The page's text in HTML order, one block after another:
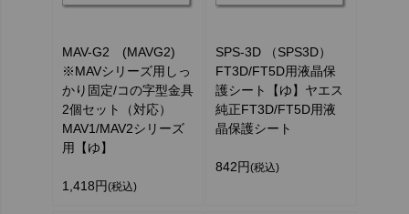
MAV-G2 (MAVG2)
※MAVシリーズ用しっ
かり固定/コの字型金具
2個セット（対応）
MAV1/MAV2シリーズ
用【ゆ】
1,418円(税込)
SPS-3D （SPS3D）
FT3D/FT5D用液晶保
護シート【ゆ】ヤエス
純正FT3D/FT5D用液
晶保護シート
842円(税込)